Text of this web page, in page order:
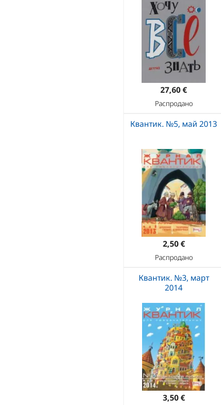
27,60 €
Распродано
Квантик. №5, май 2013
2,50 €
Распродано
Квантик. №3, март
2014
3,50 €